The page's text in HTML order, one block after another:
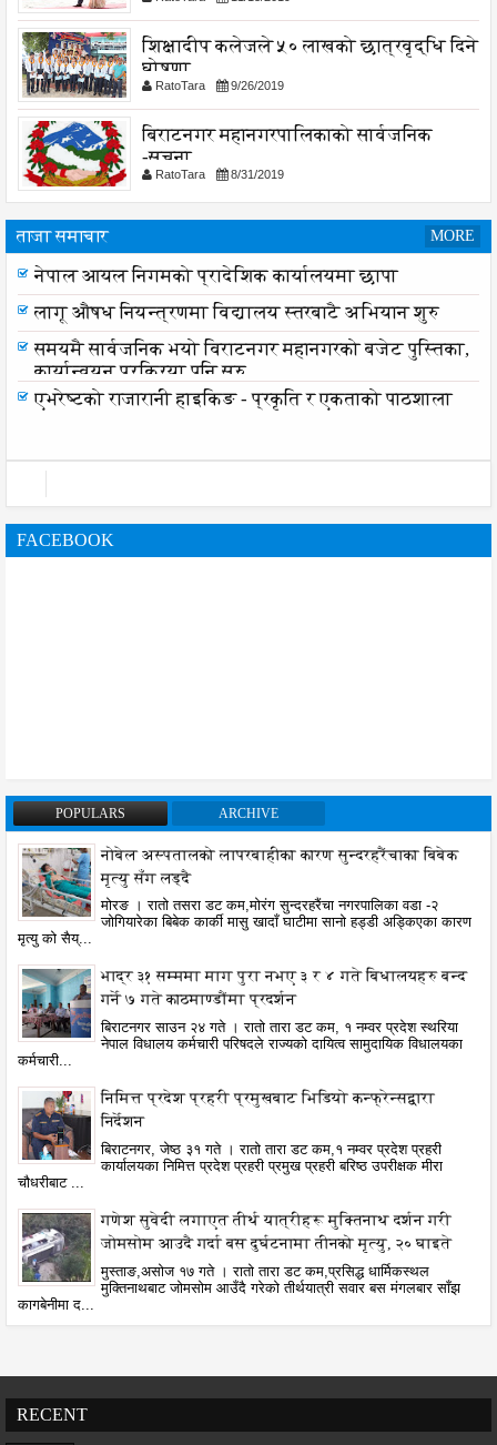
शिक्षादीप कलेजले ५० लाखको छात्रवृद्धि दिने
घोषणा
RatoTara 9/26/2019
बिराटनगर महानगरपालिकाको सार्वजनिक
-सुचना
RatoTara 8/31/2019
ताजा समाचार MORE
नेपाल आयल निगमको प्रादेशिक कार्यालयमा छापा
लागू औषध नियन्त्रणमा विद्यालय स्तरबाटै अभियान शुरु
समयमै सार्वजनिक भयो विराटनगर महानगरको बजेट पुस्तिका,
कार्यान्वयन प्रक्रिया पनि सुरु
एभरेष्टको राजारानी हाइकिङ - प्रकृति र एकताको पाठशाला
FACEBOOK
POPULARS ARCHIVE
नोबेल अस्पतालको लापरबाहीका कारण सुन्दरहरैंचाका बिबेक
मृत्यु सँग लड्दै
मोरङ । रातो तसरा डट कम,मोरंग सुन्दरहरैंचा नगरपालिका वडा -२
जोगियारेका बिबेक कार्की मासु खादाँ घाटीमा सानो हड्डी अड्किएका कारण
मृत्यु को सैय्...
भाद्र ३१ सम्ममा माग पुरा नभए ३ र ४ गते बिधालयहरु बन्द
गर्ने ७ गते काठमाण्डौंमा प्रदर्शन
बिराटनगर साउन २४ गते । रातो तारा डट कम, १ नम्वर प्रदेश स्थरिया
नेपाल विधालय कर्मचारी परिषदले राज्यको दायित्व सामुदायिक विधालयका
कर्मचारी...
निमित्त प्रदेश प्रहरी प्रमुखबाट भिडियो कन्फ्रेन्सद्वारा
निर्देशन
बिराटनगर, जेष्ठ ३१ गते । रातो तारा डट कम,१ नम्वर प्रदेश प्रहरी
कार्यालयका निमित्त प्रदेश प्रहरी प्रमुख प्रहरी बरिष्ठ उपरीक्षक मीरा
चौधरीबाट ...
गणेश सुवेदी लगाएत तीर्थ यात्रीहरू मुक्तिनाथ दर्शन गरी
जोमसोम आउदै गर्दा बस दुर्घटनामा तीनको मृत्यु, २० घाइते
मुस्ताङ,असोज १७ गते । रातो तारा डट कम,प्रसिद्ध धार्मिकस्थल
मुक्तिनाथबाट जोमसोम आउँदै गरेको तीर्थयात्री सवार बस मंगलबार साँझ
कागबेनीमा द...
RECENT